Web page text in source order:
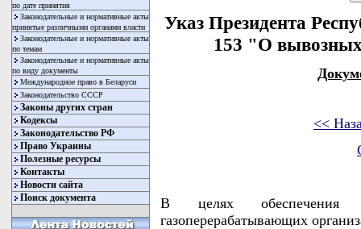
по дате принятия
Законодательные и нормативные акты
принятые различными органами власти
Законодательные и нормативные акты
по темам
Законодательные и нормативные акты
по виду документы
Международное право в Беларуси
Законодательство СССР
Законы других стран
Кодексы
Законодательство РФ
Право Украины
Полезные ресурсы
Контакты
Новости сайта
Поиск документа
Указ Президента
153 "О
<<
В целях
газоперерабатывающих